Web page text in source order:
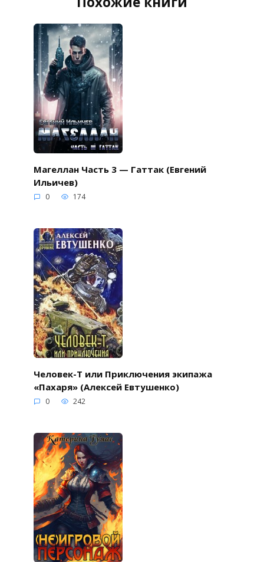
Магеллан Часть 3 — Гаттак (Евгений
Ильичев)
0 174
Человек-Т или Приключения экипажа
«Пахаря» (Алексей Евтушенко)
0 242